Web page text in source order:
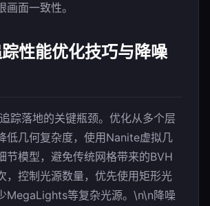
面一致性。
性能优化技巧与降噪
踪落地的关键瓶颈。优化从多个层
低几何复杂度，使用Nanite虚拟几
节模型，避免传统网格带来的BVH
，控制光源数量，优先使用矩形光
MegaLights等复杂光源。\n\n降噪